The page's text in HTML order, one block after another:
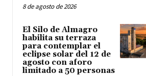
8 de agosto de 2026
El Silo de Almagro
habilita su terraza
para contemplar el
eclipse solar del 12 de
agosto con aforo
limitado a 50 personas